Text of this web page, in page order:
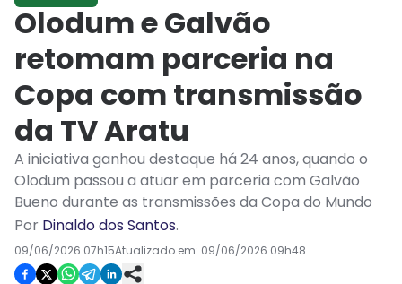
Olodum e Galvão
retomam parceria na
Copa com transmissão
da TV Aratu
A iniciativa ganhou destaque há 24 anos, quando o
Olodum passou a atuar em parceria com Galvão
Bueno durante as transmissões da Copa do Mundo
Por Dinaldo dos Santos.
09/06/2026 07h15Atualizado em: 09/06/2026 09h48